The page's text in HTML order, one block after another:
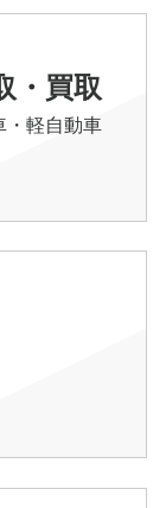
・買取
・軽自動車